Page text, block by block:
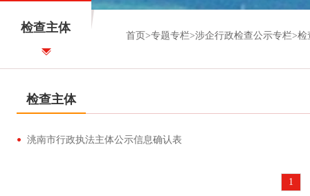
检查主体
首页 >专题专栏>涉企行政检查公示专栏>检
检查主体
洮南市行政执法主体公示信息确认表
1